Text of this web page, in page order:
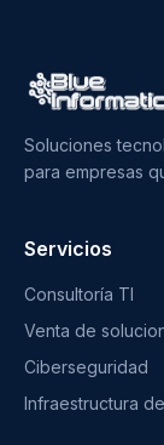
Soluciones
para empresas
Servicios
Consultoría TI
Venta de
Ciberseguridad
Infraestructura